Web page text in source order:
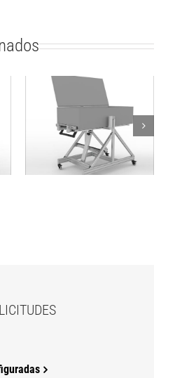
Solución de trabajo
de diferentes
ángulos